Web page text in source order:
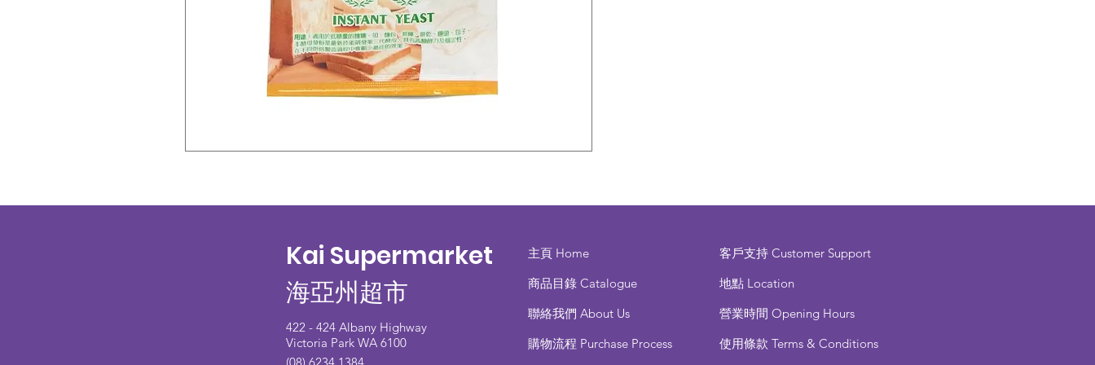
Kai Supermarket
海亞州超市
422 - 424 Albany Highway
Victoria Park WA 6100
主頁 Home
商品目錄 ​Catalogue
聯絡我們 About Us
​購物流程 Purchase Process
客戶支持Customer Support
地點 Location
營業時間Opening Hours
使用條款Terms & Conditions